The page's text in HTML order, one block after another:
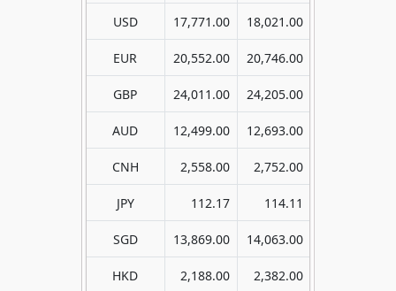
USD 17,771.00 18,021.00
EUR 20,552.00 20,746.00
GBP 24,011.00 24,205.00
AUD 12,499.00 12,693.00
CNH 2,558.00 2,752.00
JPY 112.17 114.11
SGD 13,869.00 14,063.00
HKD 2,188.00 2,382.00